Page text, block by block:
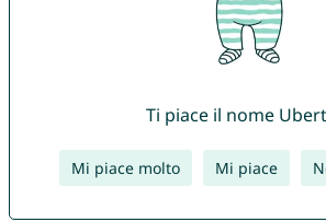
Ti piace il nome
Mi piace molto Mi piace